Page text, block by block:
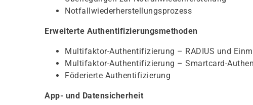
Notfallwiederherstellungsprozess
Erweiterte Authentifizierungsmethoden
Multifaktor-Authentifizierung – RADIUS und
Multifaktor-Authentifizierung – Smartcard-
Föderierte Authentifizierung
App- und Datensicherheit